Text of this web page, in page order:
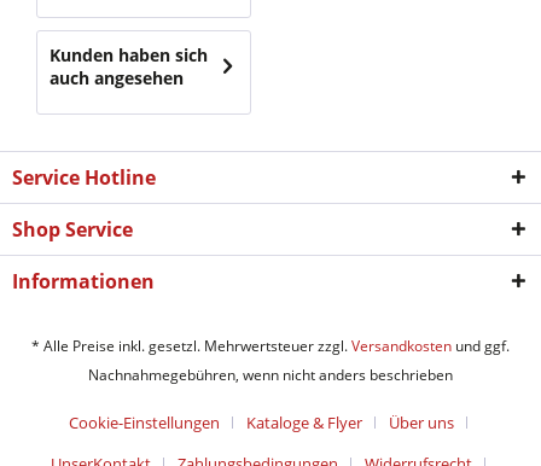
Kunden haben sich
auch angesehen
Service Hotline
Shop Service
Informationen
* Alle Preise inkl. gesetzl. Mehrwertsteuer zzgl.Versandkosten und ggf.
Nachnahmegebühren, wenn nicht anders beschrieben
Cookie-Einstellungen Kataloge & Flyer
Über uns